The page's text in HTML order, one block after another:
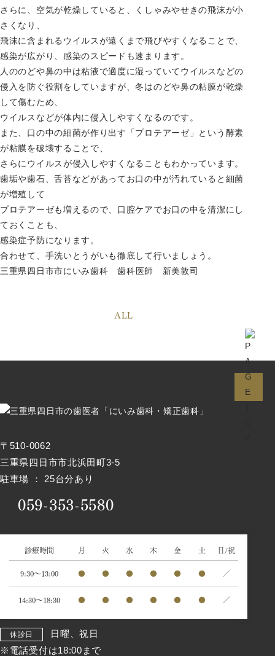
さらに、空気が乾燥していると、くしゃみやせきの飛沫が小
さくなり、
飛沫に含まれるウイルスが遠くまで飛びやすくなることで、
感染が広がり、感染のスピードも速まります。
人ののどや鼻の中は粘液で適度に湿っていてウイルスなどの
侵入を防ぐ役割をしていますが、冬はのどや鼻の粘膜が乾燥
して傷むため、
ウイルスなどが体内に侵入しやすくなるのです。
また、口の中の細菌が作り出す「プロテアーゼ」という酵素
が粘膜を破壊することで、
さらにウイルスが侵入しやすくなることもわかっています。
歯垢や歯石、舌苔などがあってお口の中が汚れていると細菌
が増殖して
プロテアーゼも増えるので、口腔ケアでお口の中を清潔にし
ておくことも、
感染症予防になります。
合わせて、手洗いとうがいも徹底して行いましょう。
三重県四日市市に いみ歯科 歯科医師 新美敦司
ALL
〒510-0062
三重県四日市市北浜田町3-5
駐車場 ： 25台分あり
059-353-5580
診療時間 月 火 水 木 金 土
日/祝
9:30～13:00
● ● ● ● ● ● ／
14:30～18:30 ● ● ● ● ● ● ／
休診日
日曜、祝日
※電話受付は18:00まで